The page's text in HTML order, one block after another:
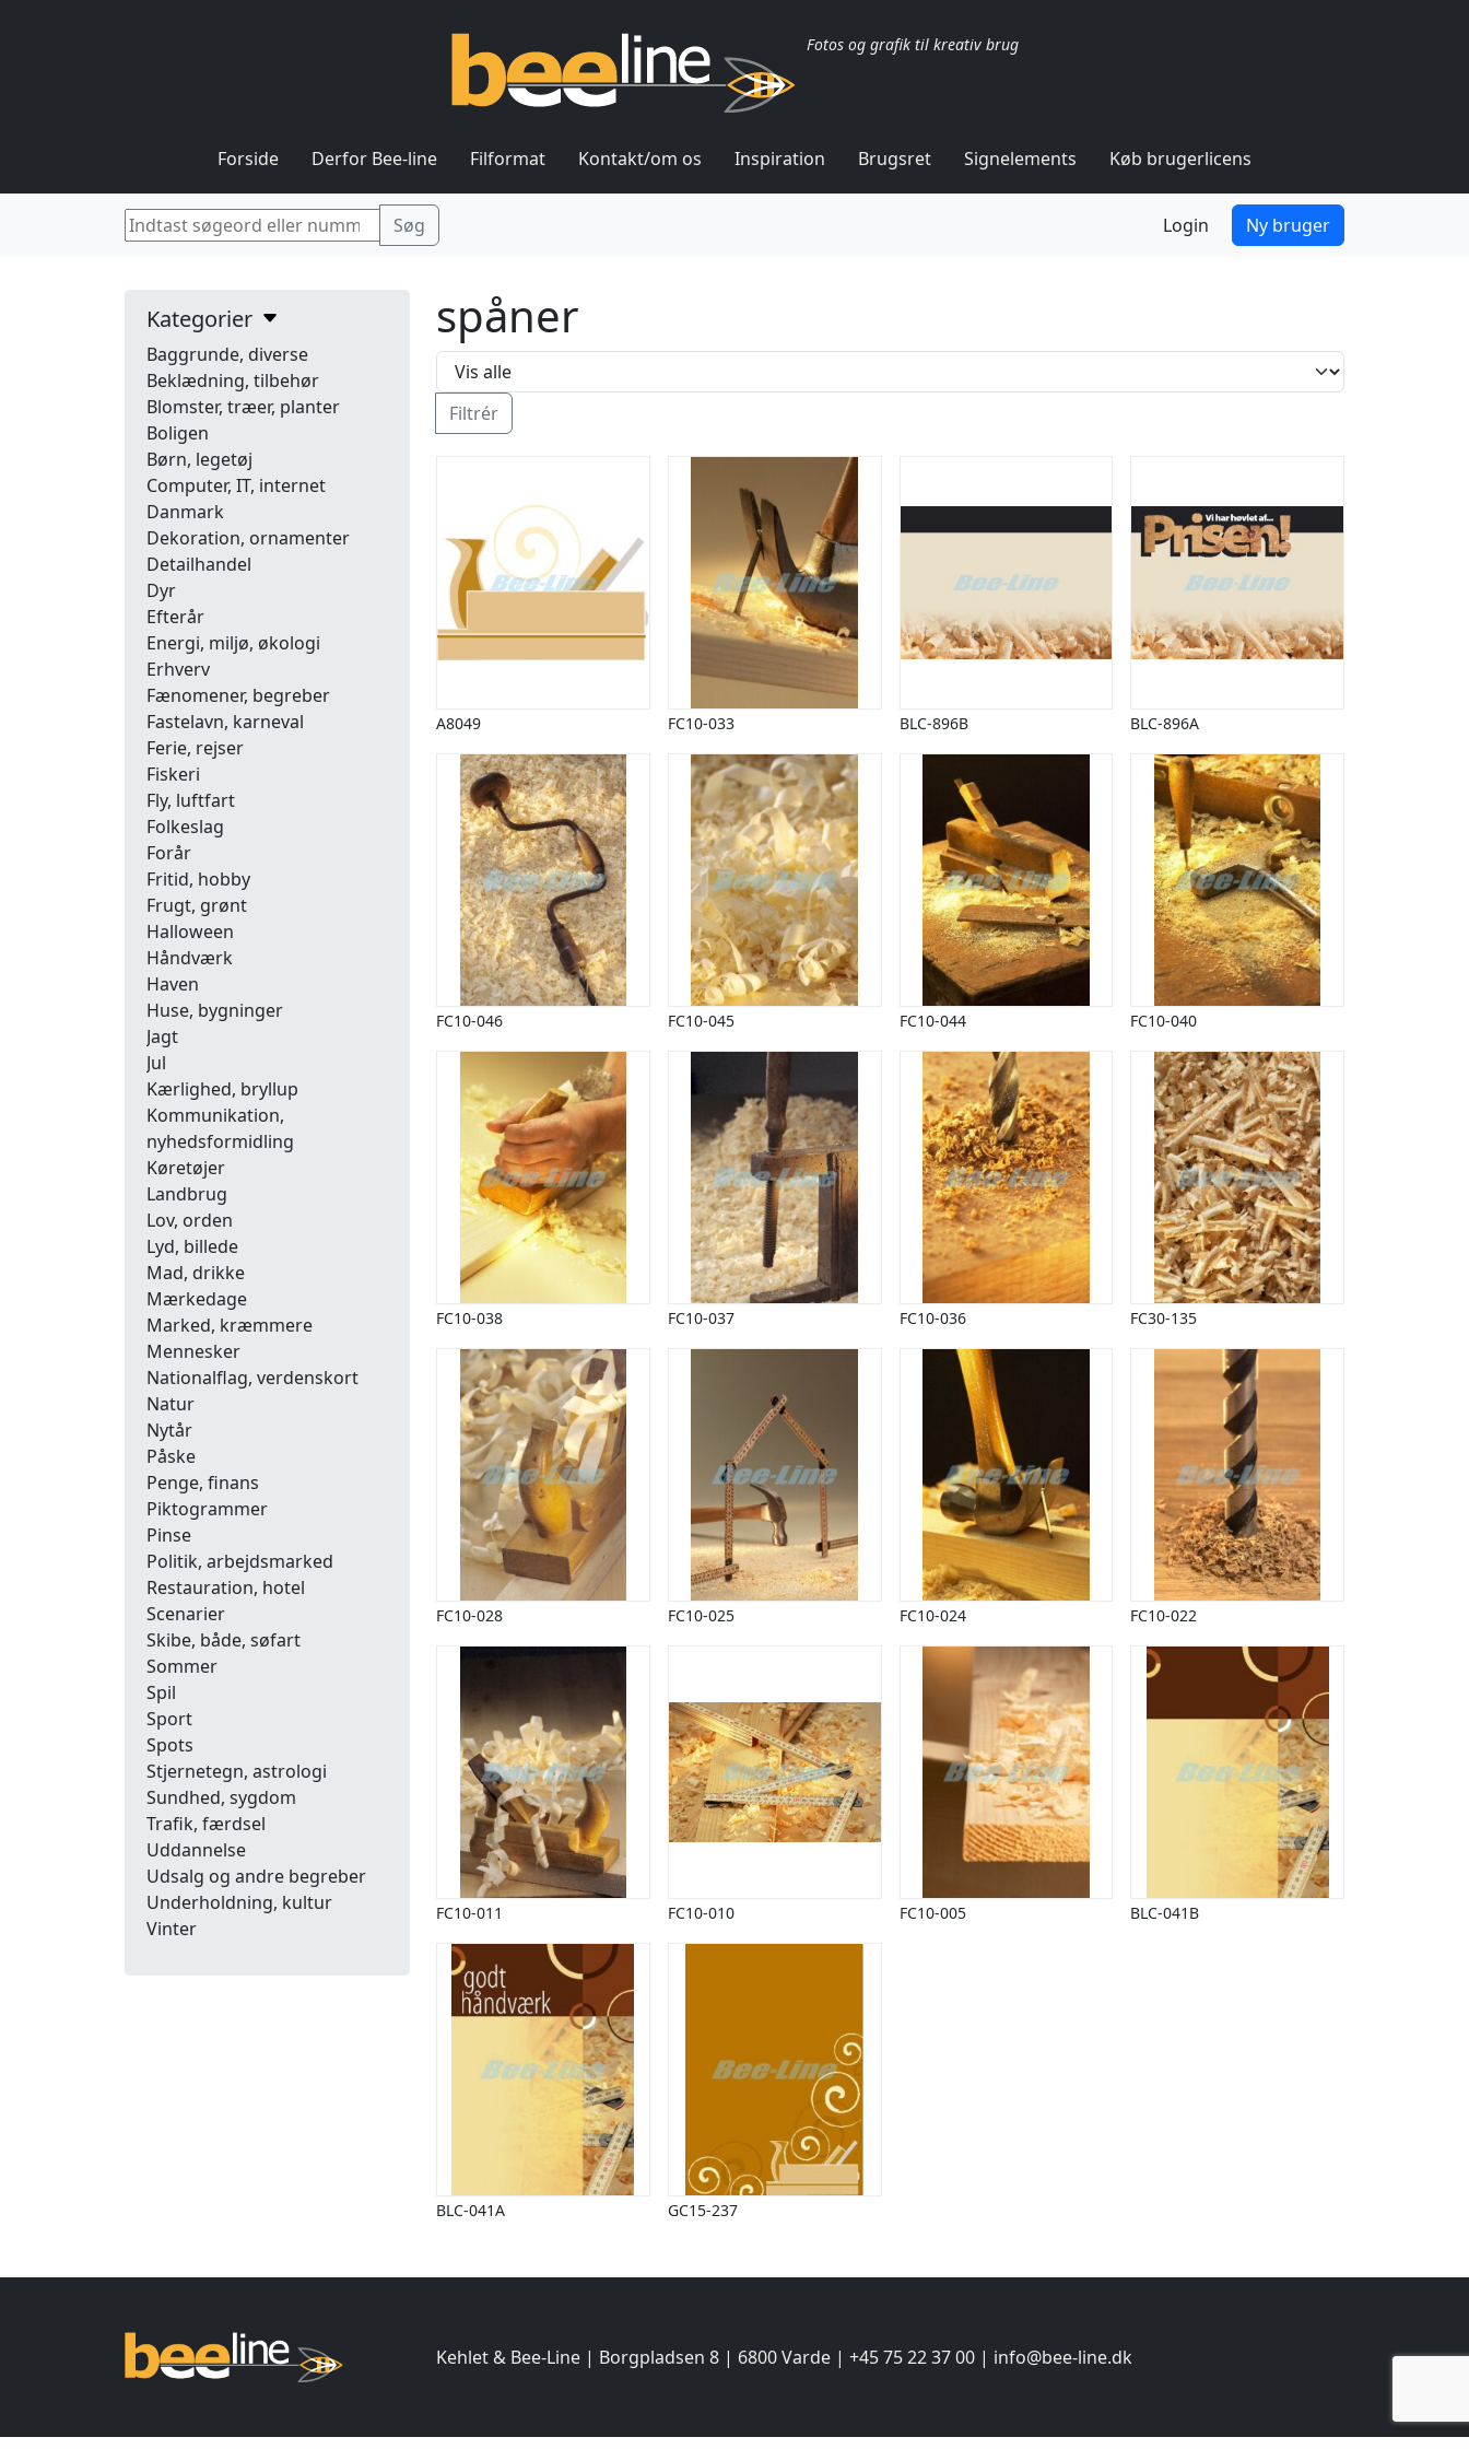
Fotos og grafik til kreativ brug
Forside Derfor Bee-line Filformat Kontakt/om os Inspiration Brugsret Signelements Køb brugerlicens
Login Ny bruger
Kategorier
Baggrunde, diverse
Beklædning, tilbehør
Blomster, træer, planter
Boligen
Børn, legetøj
Computer, IT, internet
Danmark
Dekoration, ornamenter
Detailhandel
Dyr
Efterår
Energi, miljø, økologi
Erhverv
Fænomener, begreber
Fastelavn, karneval
Ferie, rejser
Fiskeri
Fly, luftfart
Folkeslag
Forår
Fritid, hobby
Frugt, grønt
Halloween
Håndværk
Haven
Huse, bygninger
Jagt
Jul
Kærlighed, bryllup
Kommunikation,
nyhedsformidling
Køretøjer
Landbrug
Lov, orden
Lyd, billede
Mad, drikke
Mærkedage
Marked, kræmmere
Mennesker
Nationalflag, verdenskort
Natur
Nytår
Påske
Penge, finans
Piktogrammer
Pinse
Politik, arbejdsmarked
Restauration, hotel
Scenarier
Skibe, både, søfart
Sommer
Spil
Sport
Spots
Stjernetegn, astrologi
Sundhed, sygdom
Trafik, færdsel
Uddannelse
Udsalg og andre begreber
Underholdning, kultur
Vinter
spåner
Filtrér
A8049 FC10-033 BLC-896B BLC-896A
FC10-046 FC10-045 FC10-044 FC10-040
FC10-038 FC10-037 FC10-036 FC30-135
FC10-028 FC10-025 FC10-024 FC10-022
FC10-011 FC10-010 FC10-005 BLC-041B
BLC-041A GC15-237
Kehlet & Bee-Line | Borgpladsen 8 | 6800 Varde | +45 75 22 37 00 | info@bee-line.dk